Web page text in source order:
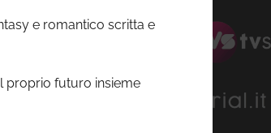
e romantico scritta e
proprio futuro insieme